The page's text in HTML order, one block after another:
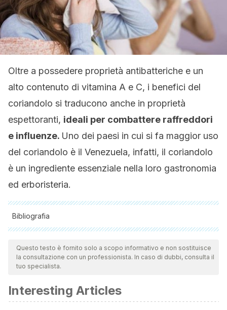
Oltre a possedere proprietà antibatteriche e un
alto contenuto di vitamina A e C, i benefici del
coriandolo si traducono anche in proprietà
espettoranti, ideali per combattere raffreddori
e influenze. Uno dei paesi in cui si fa maggior uso
del coriandolo è il Venezuela, infatti, il coriandolo
è un ingrediente essenziale nella loro gastronomia
ed erboristeria.
Bibliografia
Tutte le fonti citate sono state esaminate a fondo dal nostro
team per garantirne la qualità, l'affidabilità, l'attualità e la
validità. La bibliografia di questo articolo è stata considerata
Acedo-Félix, E., Núñez-Hernández, Y., Pérez-Morales, R.,
Iñiguez-Palomares, C. M., & Castillón-Campaña, L. (2009).
Questo testo è fornito solo a scopo informativo e non sostituisce
la consultazione con un professionista. In caso di dubbi, consulta il
tuo specialista.
Interesting Articles